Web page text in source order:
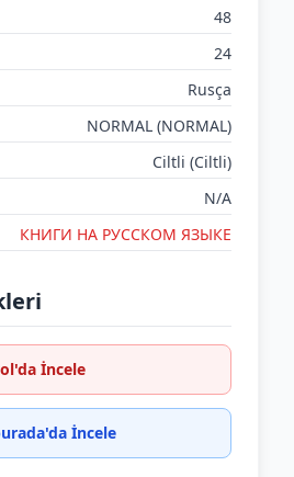
48
24
Rusça
NORMAL (NORMAL)
Ciltli (Ciltli)
N/A
КНИГИ НА РУССКОМ ЯЗЫКЕ
İncele
İncele